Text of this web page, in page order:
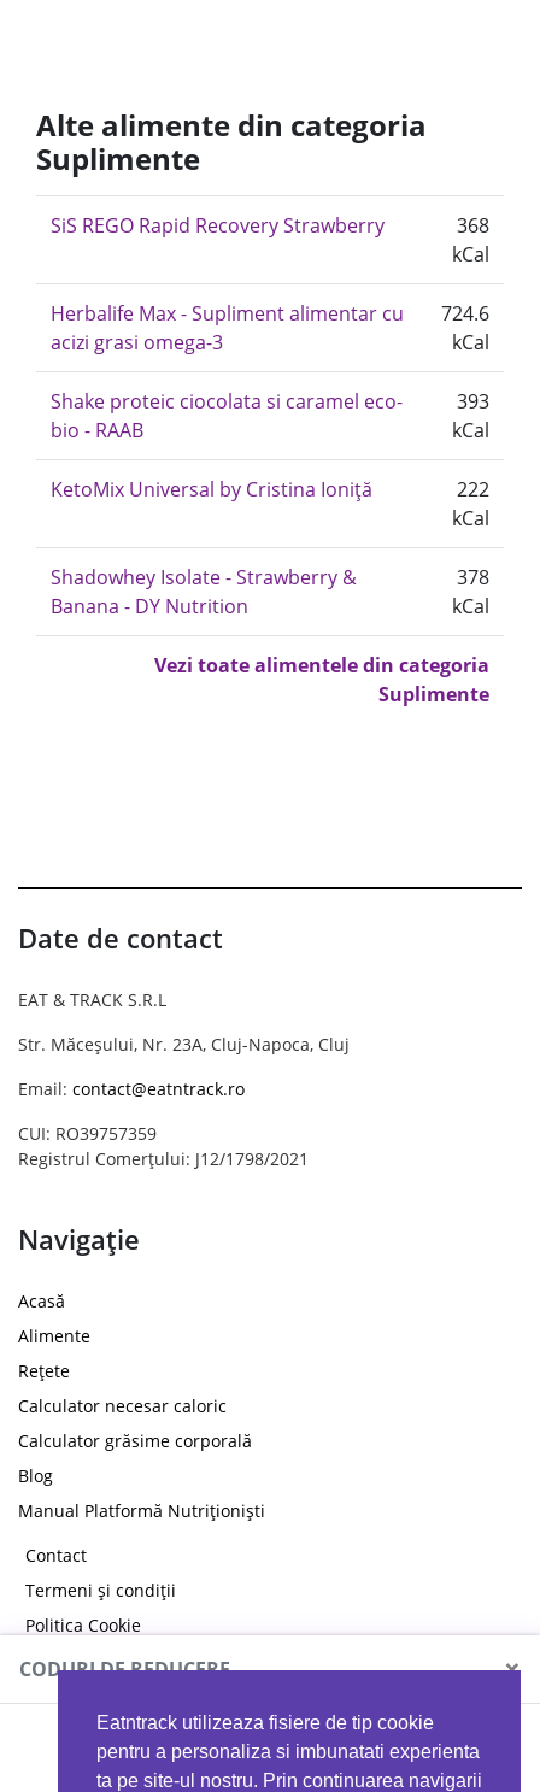
Eatntrack utilizeaza fisiere de tip cookie
pentru a personaliza si imbunatati experienta
ta pe site-ul nostru. Prin continuarea navigarii
Alte alimente din categoria
Suplimente
SiS REGO Rapid Recovery Strawberry
368
kCal
Herbalife Max - Supliment alimentar cu
acizi grasi omega-3
724.6
kCal
Shake proteic ciocolata si caramel eco-
bio - RAAB
393
kCal
KetoMix Universal by Cristina Ioniță
222
kCal
Shadowhey Isolate - Strawberry &
Banana - DY Nutrition
378
kCal
Vezi toate alimentele din categoria
Suplimente
Date de contact
EAT & TRACK S.R.L
Str. Măceșului, Nr. 23A, Cluj-Napoca, Cluj
Email: contact@eatntrack.ro
CUI: RO39757359
Registrul Comerțului: J12/1798/2021
Navigație
Acasă
Alimente
Rețete
Calculator necesar caloric
Calculator grăsime corporală
Blog
Manual Platformă Nutriționiști
Contact
Termeni și condiții
Politica Cookie
Politica de confidențialitate
CODURI DE REDUCERE ×
MYPROTEIN